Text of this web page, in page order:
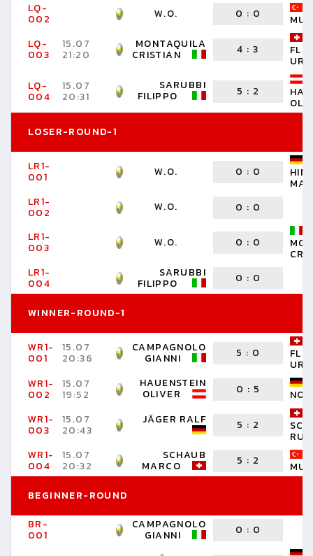
LQ-
002 W.O. 0 : 0
LQ-
003
15.07
21:20
MONTAQUILA
CRISTIAN 4 :3
URS
LQ-
004
15.07
20:31
SARUBBI
FILIPPO 5 : 2
LOSER-ROUND-1
LR1-
001 W.O. 0 : 0
LR1-
002 W.O. 0 : 0
LR1-
003 W.O. 0 : 0
LR1-
004
SARUBBI
FILIPPO 0 : 0
WINNER-ROUND-1
WR1-
001
15.07
20:36
CAMPAGNOLO
GIANNI 5 : 0
URS
WR1-
002
15.07
19:52
HAUENSTEIN
OLIVER 0 : 5
WR1-
003
15.07
20:43
JÄGER RALF 5 : 2
WR1-
004
15.07
20:32
SCHAUB
MARCO 5 : 2
BEGINNER-ROUND
BR-
001
CAMPAGNOLO
GIANNI 0 : 0